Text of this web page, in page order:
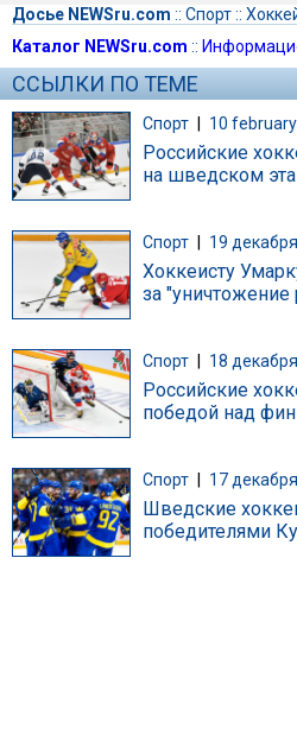
Досье NEWSru.com :: Спорт::
Каталог NEWSru.com ::
ССЫЛКИ ПО ТЕМЕ
Спорт | 10 february
Российские
на шведском
Спорт 19
Хоккеисту
за "уничтожение
Спорт 18
Российские
победой над
Спорт 17
Шведские
победителями